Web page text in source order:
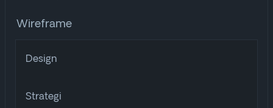
Design
Strategi
Wireframe